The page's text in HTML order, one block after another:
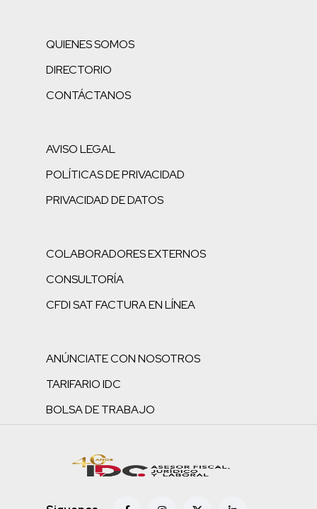
QUIENES SOMOS
DIRECTORIO
CONTÁCTANOS
AVISO LEGAL
POLÍTICAS DE PRIVACIDAD
PRIVACIDAD DE DATOS
COLABORADORES EXTERNOS
CONSULTORÍA
CFDI SAT FACTURA EN LÍNEA
ANÚNCIATE CON NOSOTROS
TARIFARIO IDC
BOLSA DE TRABAJO